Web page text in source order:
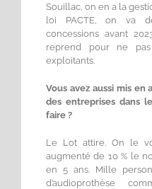
Souillac, on en a la
loi PACTE, on va
concessions avant
reprend pour ne
exploitants.
Vous avez aussi mis en
des entreprises dans
faire ?
Le Lot attire. On le
augmenté de 10 % le
en 5 ans. Mille
d’audioprothèse